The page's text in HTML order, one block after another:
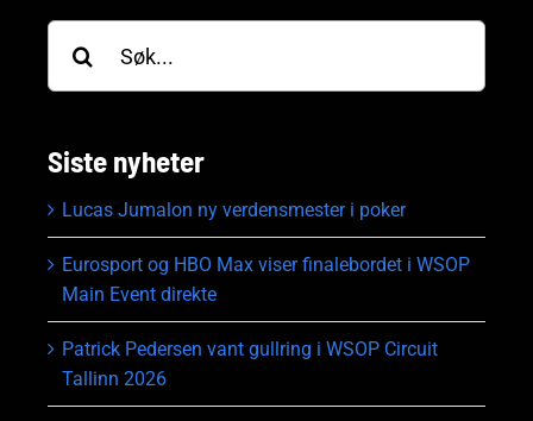
Søk
etter:
Siste nyheter
Lucas Jumalon ny verdensmester i poker
Eurosport og HBO Max viser finalebordet i WSOP
Main Event direkte
Patrick Pedersen vant gullring i WSOP Circuit
Tallinn 2026